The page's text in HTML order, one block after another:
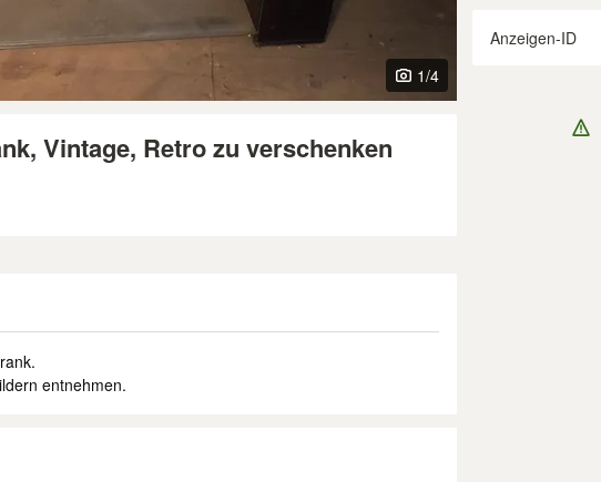
1/4
Vintage, Retro zu verschenken
entnehmen.
Anzeigen-ID